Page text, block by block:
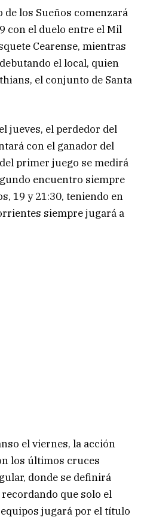
de los Sueños comenzará
con el duelo entre el Mil
Cearense, mientras
el local, quien
el conjunto de Santa
jueves, el perdedor del
con el ganador del
primer juego se medirá
encuentro siempre
19 y 21:30, teniendo en
siempre jugará a
el viernes, la acción
los últimos cruces
donde se definirá
que solo el
jugará por el título